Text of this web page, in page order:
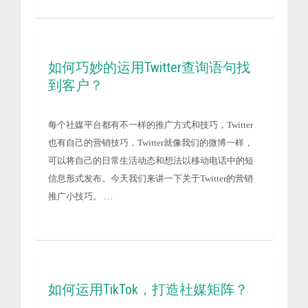
如何巧妙的运用Twitter查询语句找
到客户？
每个社媒平台都有不一样的推广方式和技巧，Twitter
也有自己的营销技巧，Twitter就像我们的微博一样，
可以将自己的日常生活动态和想法以移动电话中的短
信息形式发布。今天我们来讲一下关于Twitter的营销
推广小技巧。 …
如何运用TikTok，打造社媒矩阵？